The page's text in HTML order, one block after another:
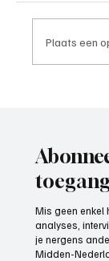
Plaats een
Mis geen enkel
analyses,
je nergens
Midden-